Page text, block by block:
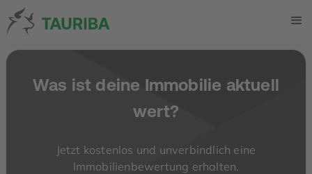
Was ist deine Immobilie aktuell
wert?
Jetzt kostenlos und unverbindlich eine
Immobilienbewertung erhalten.